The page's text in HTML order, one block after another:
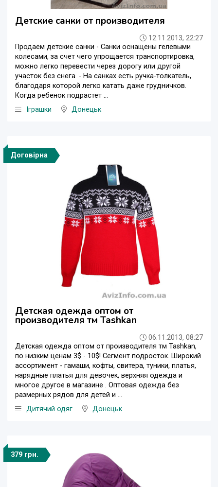
Детские санки от производителя
12.11.2013, 22:27
Продаём детские санки - Санки оснащены гелевыми
колесами, за счет чего упрощается транспортировка,
можно легко перевести через дорогу или другой
участок без снега. - На санках есть ручка-толкатель,
благодаря которой легко катать даже грудничков.
Когда ребенок подрастет ...
Iграшки
Донецьк
Договірна
Детская одежда оптом от
производителя тм Tashkan
06.11.2013, 08:27
Детская одежда оптом от производителя тм Tashkan,
по низким ценам 3$ - 10$! Сегмент подросток. Широкий
ассортимент - гамаши, кофты, свитера, туники, платья,
нарядные платья для девочек, верхняя одежда и
многое другое в магазине . Оптовая одежда без
размерных рядов для детей и ...
Дитячий одяг
Донецьк
379 грн.